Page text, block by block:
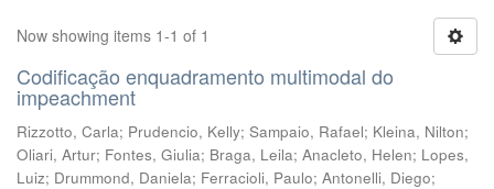
Now showing items 1-1 of 1
Codificação enquadramento multimodal do
impeachment
Rizzotto, Carla; Prudencio, Kelly; Sampaio, Rafael; Kleina, Nilton;
Oliari, Artur; Fontes, Giulia; Braga, Leila; Anacleto, Helen; Lopes,
Luiz; Drummond, Daniela; Ferracioli, Paulo; Antonelli, Diego;